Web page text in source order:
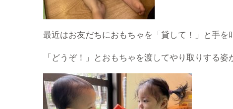
最近はお友だちにおもちゃを「貸して！」と手を
「どうぞ！」とおもちゃを渡してやり取りする